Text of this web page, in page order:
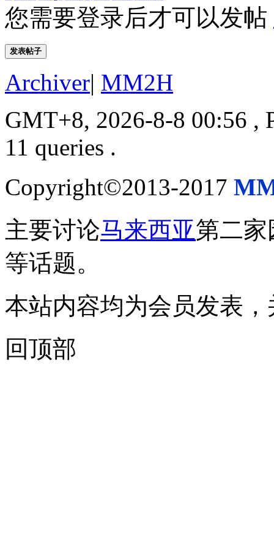
您需要登录后才可以发帖
发表帖子
Archiver| MM2H
GMT+8, 2026-8-8 00:56 ,
11 queries .
Copyright©2013-2017
主要讨论马来西亚第二
等话题。
本站内容均为会员发表
回顶部